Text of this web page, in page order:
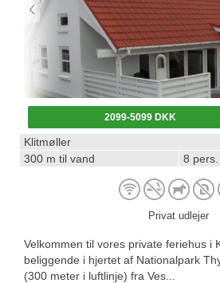
2099-5099 DKK
Klitmøller
300 m til vand
8 pers.
Privat udlejer
Velkommen til vores private feriehus i
beliggende i hjertet af Nationalpark
(300 meter i luftlinje) fra Ves...